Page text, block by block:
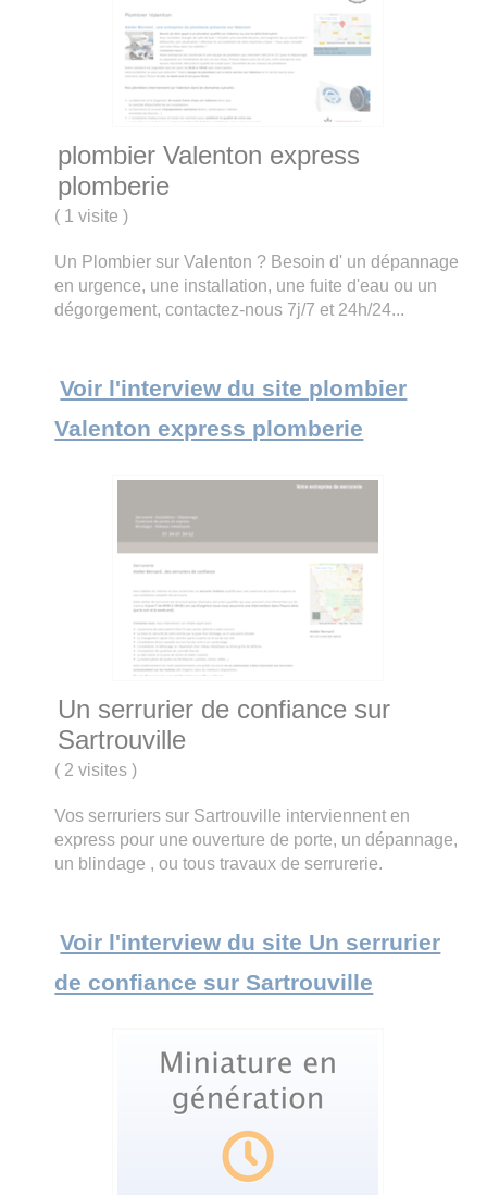
plombier Valenton express
plomberie
( 1 visite)
Un Plombier sur Valenton ? Besoin d' un dépannage
en urgence, une installation, une fuite d'eau ou un
dégorgement, contactez-nous 7j/7 et 24h/24...
Voir l'interview du site plombier
Valenton express plomberie
Un serrurier de confiance sur
Sartrouville
( 2 visites)
Vos serruriers sur Sartrouville interviennent en
express pour une ouverture de porte, un dépannage,
un blindage , ou tous travaux de serrurerie.
Voir l'interview du site Un serrurier
de confiance sur Sartrouville